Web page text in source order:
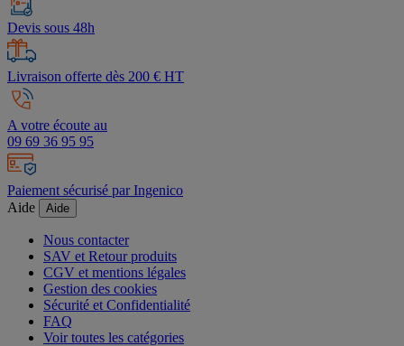
Devis sous 48h
Livraison offerte dès 200 € HT
A votre écoute au
09 69 36 95 95
Paiement sécurisé par Ingenico
Aide
Aide
Nous contacter
SAV et Retour produits
CGV et mentions légales
Gestion des cookies
Sécurité et Confidentialité
FAQ
Voir toutes les catégories